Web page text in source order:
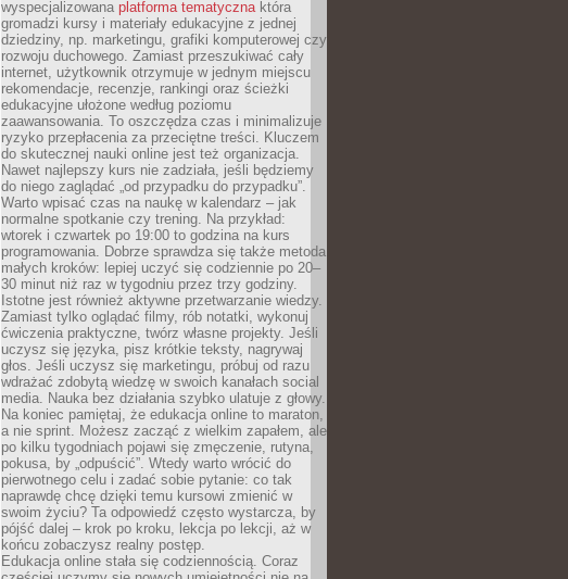
wyspecjalizowana platforma tematycznaktóra
gromadzi kursy i materiały edukacyjne z jednej
dziedziny, np. marketingu, grafiki komputerowej czy
rozwoju duchowego. Zamiast przeszukiwać cały
internet, użytkownik otrzymuje w jednym miejscu
rekomendacje, recenzje, rankingi oraz ścieżki
edukacyjne ułożone według poziomu
zaawansowania. To oszczędza czas i minimalizuje
ryzyko przepłacenia za przeciętne treści. Kluczem
do skutecznej nauki online jest też organizacja.
Nawet najlepszy kurs nie zadziała, jeśli będziemy
do niego zaglądać „od przypadku do przypadku”.
Warto wpisać czas na naukę w kalendarz – jak
normalne spotkanie czy trening. Na przykład:
wtorek i czwartek po 19:00 to godzina na kurs
programowania. Dobrze sprawdza się także metoda
małych kroków: lepiej uczyć się codziennie po 20–
30 minut niż raz w tygodniu przez trzy godziny.
Istotne jest również aktywne przetwarzanie wiedzy.
Zamiast tylko oglądać filmy, rób notatki, wykonuj
ćwiczenia praktyczne, twórz własne projekty. Jeśli
uczysz się języka, pisz krótkie teksty, nagrywaj
głos. Jeśli uczysz się marketingu, próbuj od razu
wdrażać zdobytą wiedzę w swoich kanałach social
media. Nauka bez działania szybko ulatuje z głowy.
Na koniec pamiętaj, że edukacja online to maraton,
a nie sprint. Możesz zacząć z wielkim zapałem, ale
po kilku tygodniach pojawi się zmęczenie, rutyna,
pokusa, by „odpuścić”. Wtedy warto wrócić do
pierwotnego celu i zadać sobie pytanie: co tak
naprawdę chcę dzięki temu kursowi zmienić w
swoim życiu? Ta odpowiedź często wystarcza, by
pójść dalej – krok po kroku, lekcja po lekcji, aż w
końcu zobaczysz realny postęp.
Edukacja online stała się codziennością. Coraz